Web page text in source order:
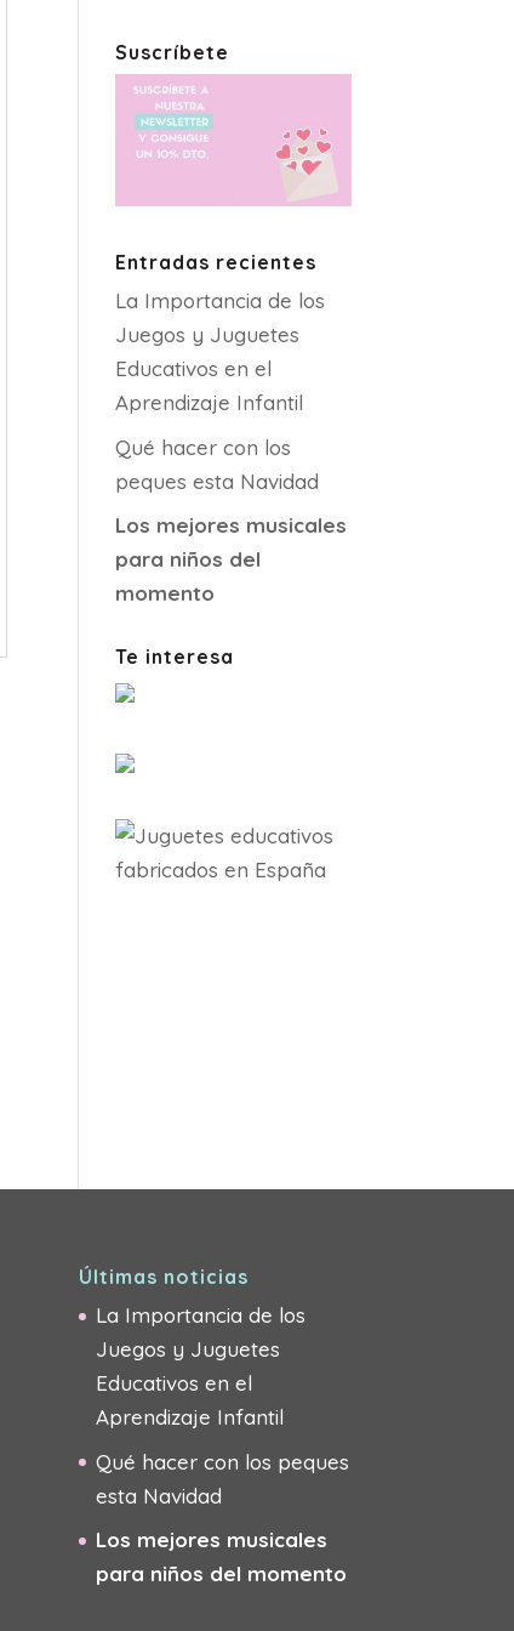
Suscríbete
Entradas recientes
La Importancia de los
Juegos y Juguetes
Educativos en el
Aprendizaje Infantil
Qué hacer con los
peques esta Navidad
Los mejores musicales
para niños del
momento
Te interesa
Últimas noticias
La Importancia de los
Juegos y Juguetes
Educativos en el
Aprendizaje Infantil
Qué hacer con los peques
esta Navidad
Los mejores musicales
para niños del momento